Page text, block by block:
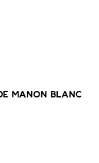
Manon Blanc